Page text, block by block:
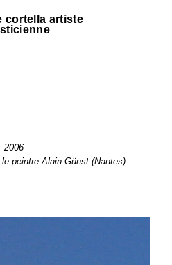
cortella artiste
2006
peintre Alain Günst (Nantes).